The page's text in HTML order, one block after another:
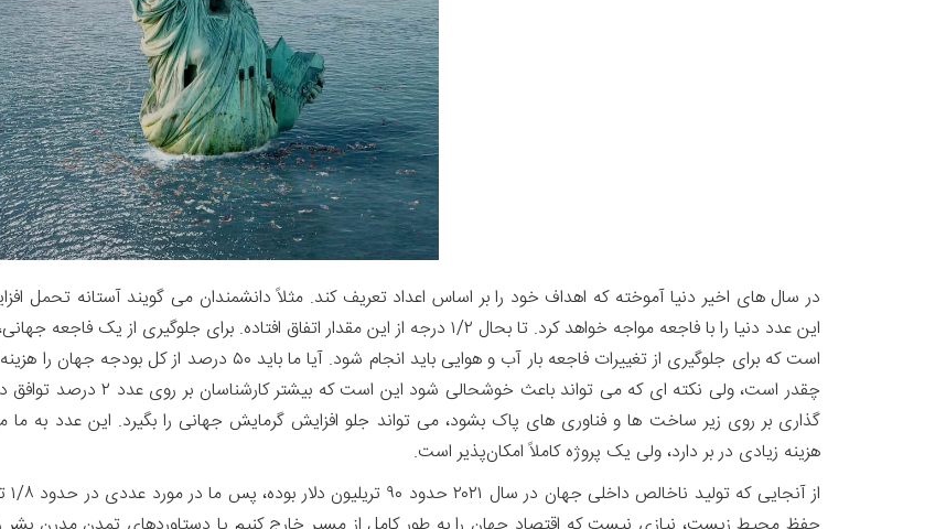
این عدد دنیا را با فاجعه مواجه خواهد کرد. تا بحال ۱/۲ درجه از این مقدار اتفاق افتاده.
است که برای جلوگیری از تغییرات فاجعه بار آب و هوایی
گذاری بر روی زیر ساخت ها و فناوری های پاک بشود، می تواند جلو افزایش گرمایش جهانی را بگیرد. این عدد به ما
هزینه زیادی در بر دارد، ولی یک پروژه کاملاً امکان‌پذیر است.